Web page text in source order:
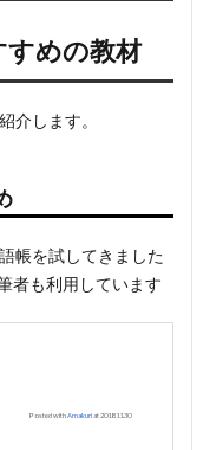
すめの教材
介します。
帳を試してきました
者も利用しています
Posted withAmakuri at 2018.11.30